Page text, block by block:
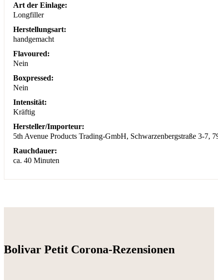
Art der Einlage:
Longfiller
Herstellungsart:
handgemacht
Flavoured:
Nein
Boxpressed:
Nein
Intensität:
Kräftig
Hersteller/Importeur:
5th Avenue Products Trading-GmbH, Schwarzenbergstraße 3-
Rauchdauer:
ca. 40 Minuten
Bolivar Petit Corona-Rezensionen